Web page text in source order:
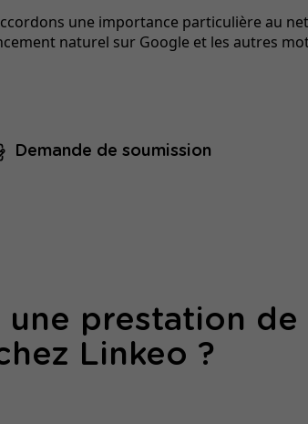
une importance particulière au
naturel sur Google et les autres
Demande de soumission
prestation
Linkeo ?